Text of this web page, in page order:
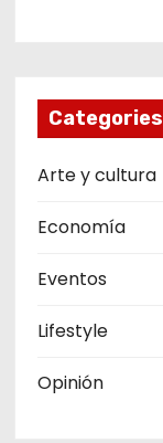
Categories
Arte y cultura
Economía
Eventos
Lifestyle
Opinión